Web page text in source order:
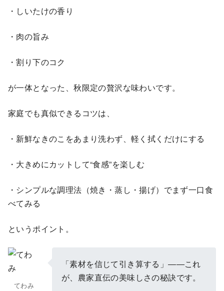
・しいたけの香り
・肉の旨み
・割り下のコク
が一体となった、秋限定の贅沢な味わいです。
家庭でも真似できるコツは、
・新鮮なきのこをあまり洗わず、軽く拭くだけにする
・大きめにカットして“食感”を楽しむ
・シンプルな調理法（焼き・蒸し・揚げ）でまず一口食
べてみる
というポイント。
てわみ
「素材を信じて引き算する」――これ
が、農家直伝の美味しさの秘訣です。